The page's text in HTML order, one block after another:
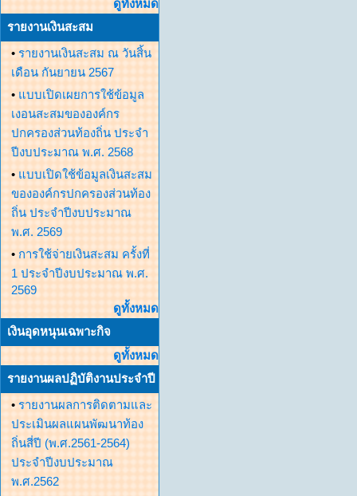
ดูทั้งหมด
รายงานเงินสะสม
• รายงานเงินสะสม ณ วันสิ้น
เดือน กันยายน 2567
• แบบเปิดเผยการใช้ข้อมูล
เงอนสะสมขององค์กร
ปกครองส่วนท้องถิ่น ประจำ
ปีงบประมาณ พ.ศ. 2568
• แบบเปิดใช้ข้อมูลเงินสะสม
ขององค์กรปกครองส่วนท้อง
ถิ่น ประจำปีงบประมาณ
พ.ศ. 2569
• การใช้จ่ายเงินสะสม ครั้งที่
1 ประจำปีงบประมาณ พ.ศ.
2569
ดูทั้งหมด
เงินอุดหนุนเฉพาะกิจ
ดูทั้งหมด
รายงานผลปฏิบัติงานประจำปี
• รายงานผลการติดตามและ
ประเมินผลแผนพัฒนาท้อง
ถิ่นสี่ปี (พ.ศ.2561-2564)
ประจำปีงบประมาณ
พ.ศ.2562